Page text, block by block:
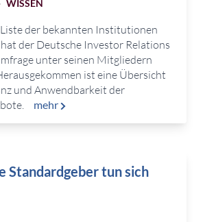
WISSEN
der bekannten Institutionen
hat der Deutsche Investor Relations
unter seinen Mitgliedern
ist eine Übersicht
und Anwendbarkeit der
mehr
Standardgeber tun sich